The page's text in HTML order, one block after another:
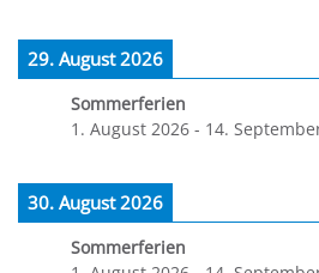
29. August 2026
Sommerferien
1. August 2026 - 14.
30. August 2026
Sommerferien